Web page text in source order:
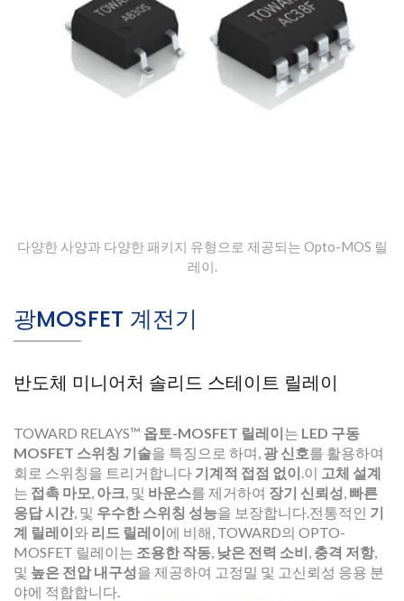
다양한 사양과 다양한 패키지 유형으로 제공되는 Opto-MOS 릴
레이.
광MOSFET 계전기
반도체 미니어처 솔리드 스테이트 릴레이
TOWARD RELAYS™ 옵토-MOSFET 릴레이는 LED 구동
MOSFET 스위칭 기술을 특징으로 하며, 광 신호를 활용하여
회로 스위칭을 트리거합니다 기계적 접점 없이.이 고체 설계
는 접촉 마모, 아크, 및 바운스를 제거하여 장기 신뢰성, 빠른
응답 시간, 및 우수한 스위칭 성능을 보장합니다.전통적인 기
계 릴레이와 리드 릴레이에 비해, TOWARD의 OPTO-
MOSFET 릴레이는 조용한 작동, 낮은 전력 소비, 충격 저항,
및 높은 전압 내구성을 제공하여 고정밀 및 고신뢰성 응용 분
야에 적합합니다.